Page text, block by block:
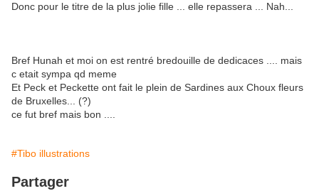
Donc pour le titre de la plus jolie fille ... elle repassera ... Nah...
Bref Hunah et moi on est rentré bredouille de dedicaces .... mais
c etait sympa qd meme
Et Peck et Peckette ont fait le plein de Sardines aux Choux fleurs
de Bruxelles... (?)
ce fut bref mais bon ....
#Tibo illustrations
Partager